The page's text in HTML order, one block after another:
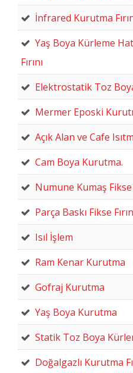
İnfrared Kurutma
Yaş Boya Kürleme
Fırını
Elektrostatik Toz
Mermer Eposki
Açık Alan ve Cafe
Cam Boya Kurutma.
Numune Kumaş Fikse
Parça Baskı Fikse
Isıl İşlem
Ram Kenar Kurutma
Gofraj Kurutma
Yaş Boya Kurutma
Statik Toz Boya
Doğalgazlı Kurutma